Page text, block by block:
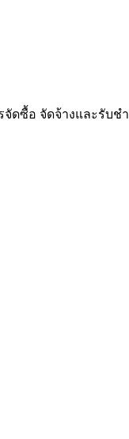
ดซื้อ จัดจ้างและรับ